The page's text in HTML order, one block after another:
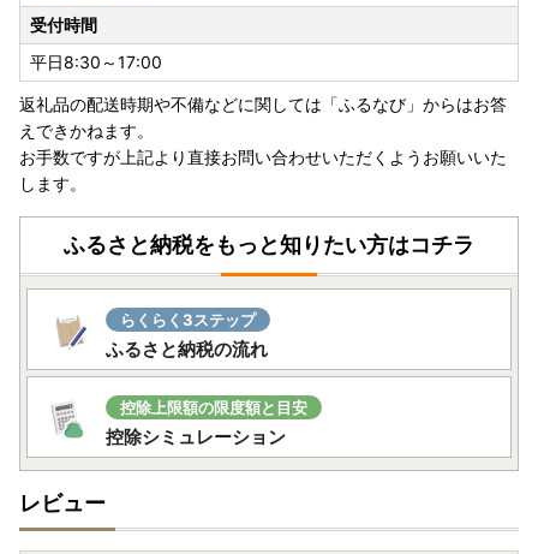
受付時間
平日8:30～17:00
返礼品の配送時期や不備などに関しては「ふるなび」からはお答
えできかねます。
お手数ですが上記より直接お問い合わせいただくようお願いいた
します。
ふるさと納税をもっと知りたい方はコチラ
らくらく3ステップ
ふるさと納税の流れ
控除上限額の限度額と目安
控除シミュレーション
レビュー